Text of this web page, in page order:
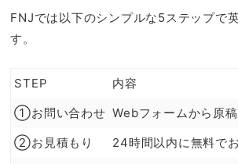
FNJでは以下のシンプルな5ステップで
す。
STEP
内容
①お問い合わせ Webフォームから原
②お見積もり
24時間以内に無料で